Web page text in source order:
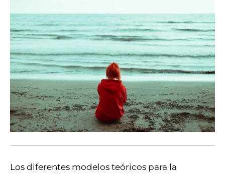
Los diferentes modelos teóricos para la